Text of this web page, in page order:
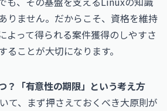
りません。だからこそ、資格を維持
よって得られる案件獲得のしやすさ
ることが大切になります。
？「有意性の期限」という考え方
て、まず押さえておくべき大原則が